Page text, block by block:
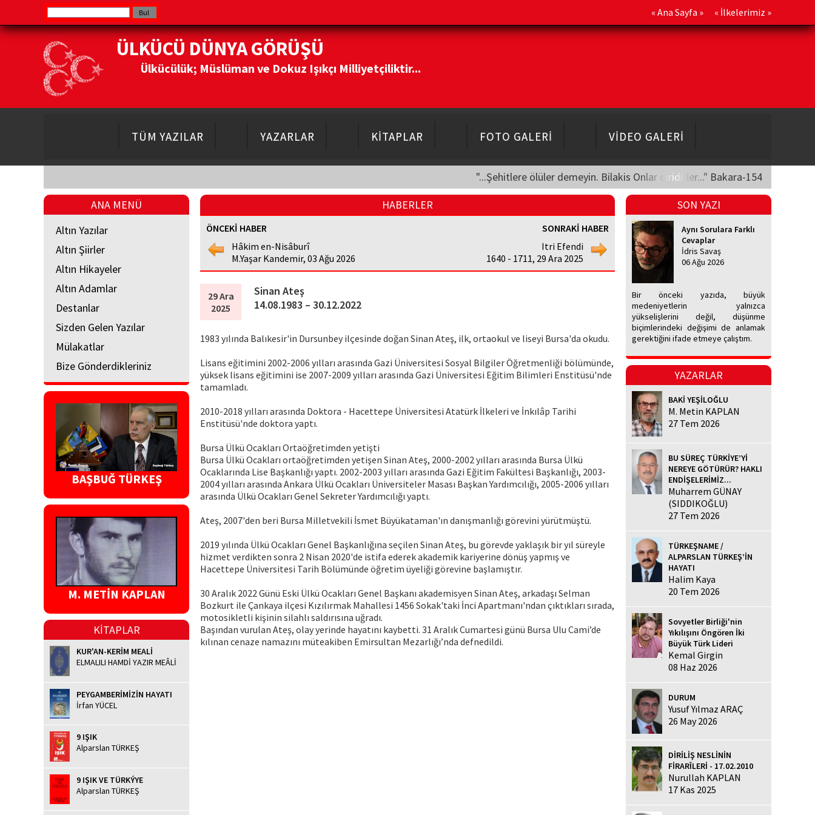
« Ana Sayfa » « İlkelerimiz »
ÜLKÜCÜ DÜNYA GÖRÜŞÜ
Ülkücülük; Müslüman ve Dokuz Işıkçı Milliyetçiliktir...
TÜM YAZILAR YAZARLAR KİTAPLAR FOTO GALERİ VİDEO GALERİ
"...Şehitlere ölüler demeyin. Bilakis Onlar diridirler..." Bakara-154
ANA MENÜ
Altın Yazılar
Altın Şiirler
Altın Hikayeler
Altın Adamlar
Destanlar
Sizden Gelen Yazılar
Mülakatlar
Bize Gönderdikleriniz
BAŞBUĞ TÜRKEŞ
M. METİN KAPLAN
KİTAPLAR
KUR'AN-KERİM MEALİ
ELMALILI HAMDİ YAZIR MEÂLİ
PEYGAMBERİMİZİN HAYATI
İrfan YÜCEL
9 IŞIK
Alparslan TÜRKEŞ
9 IŞIK VE TÜRKÝYE
Alparslan TÜRKEŞ
HABERLER
ÖNCEKİ HABER
Hâkim en-Nisâburî
M.Yaşar Kandemir, 03 Ağu 2026
SONRAKİ HABER
Itri Efendi
1640 - 1711, 29 Ara 2025
29 Ara
2025
Sinan Ateş
14.08.1983 – 30.12.2022
1983 yılında Balıkesir'in Dursunbey ilçesinde doğan Sinan Ateş, ilk, ortaokul ve liseyi Bursa'da okudu.
Lisans eğitimini 2002-2006 yılları arasında Gazi Üniversitesi Sosyal Bilgiler Öğretmenliği bölümünde,
yüksek lisans eğitimini ise 2007-2009 yılları arasında Gazi Üniversitesi Eğitim Bilimleri Enstitüsü'nde
tamamladı.
2010-2018 yılları arasında Doktora - Hacettepe Üniversitesi Atatürk İlkeleri ve İnkılâp Tarihi
Enstitüsü'nde doktora yaptı.
Bursa Ülkü Ocakları Ortaöğretimden yetişti
Bursa Ülkü Ocakları ortaöğretimden yetişen Sinan Ateş, 2000-2002 yılları arasında Bursa Ülkü
Ocaklarında Lise Başkanlığı yaptı. 2002-2003 yılları arasında Gazi Eğitim Fakültesi Başkanlığı, 2003-
2004 yılları arasında Ankara Ülkü Ocakları Üniversiteler Masası Başkan Yardımcılığı, 2005-2006 yılları
arasında Ülkü Ocakları Genel Sekreter Yardımcılığı yaptı.
Ateş, 2007'den beri Bursa Milletvekili İsmet Büyükataman'ın danışmanlığı görevini yürütmüştü.
2019 yılında Ülkü Ocakları Genel Başkanlığına seçilen Sinan Ateş, bu görevde yaklaşık bir yıl süreyle
hizmet verdikten sonra 2 Nisan 2020'de istifa ederek akademik kariyerine dönüş yapmış ve
Hacettepe Üniversitesi Tarih Bölümünde öğretim üyeliği görevine başlamıştır.
30 Aralık 2022 Günü Eski Ülkü Ocakları Genel Başkanı akademisyen Sinan Ateş, arkadaşı Selman
Bozkurt ile Çankaya ilçesi Kızılırmak Mahallesi 1456 Sokak'taki İnci Apartmanı'ndan çıktıkları sırada,
motosikletli kişinin silahlı saldırısına uğradı.
Başından vurulan Ateş, olay yerinde hayatını kaybetti. 31 Aralık Cumartesi günü Bursa Ulu Cami’de
kılınan cenaze namazını müteakiben Emirsultan Mezarlığı’nda defnedildi.
SON YAZI
Aynı Sorulara Farklı
Cevaplar
İdris Savaş
06 Ağu 2026
Bir önceki yazıda, büyük
medeniyetlerin yalnızca
yükselişlerini değil, düşünme
biçimlerindeki değişimi de anlamak
gerektiğini ifade etmeye çalıştım.
YAZARLAR
BAKİ YEŞİLOĞLU
M. Metin KAPLAN
27 Tem 2026
BU SÜREÇ TÜRKİYE’Yİ
NEREYE GÖTÜRÜR? HAKLI
ENDİŞELERİMİZ...
Muharrem GÜNAY
(SIDDIKOĞLU)
27 Tem 2026
TÜRKEŞNAME /
ALPARSLAN TÜRKEŞ’İN
HAYATI
Halim Kaya
20 Tem 2026
Sovyetler Birliği'nin
Yıkılışını Öngören İki
Büyük Türk Lideri
Kemal Girgin
08 Haz 2026
DURUM
Yusuf Yılmaz ARAÇ
26 May 2026
DİRİLİŞ NESLİNİN
FİRARÎLERİ - 17.02.2010
Nurullah KAPLAN
17 Kas 2025